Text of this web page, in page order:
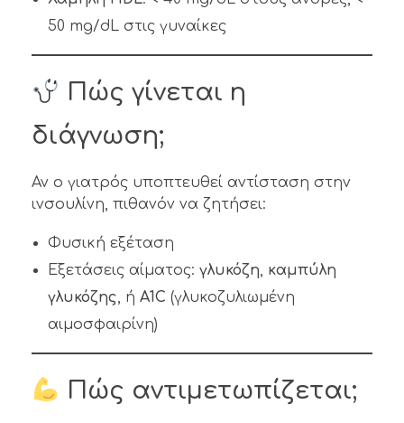
50 mg/dL στις γυναίκες
Πώς γίνεται η
διάγνωση;
Αν ο γιατρός υποπτευθεί αντίσταση στην
ινσουλίνη, πιθανόν να ζητήσει:
Φυσική εξέταση
Εξετάσεις αίματος: γλυκόζη, καμπύλη
γλυκόζης, ή A1C (γλυκοζυλιωμένη
αιμοσφαιρίνη)
Πώς αντιμετωπίζεται;